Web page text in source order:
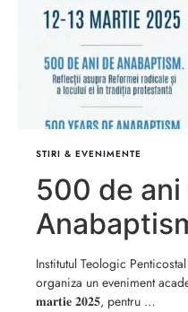
STIRI & EVENIMENTE
500 de ani
Simpozion
Institutul Teologic
organiza un eveniment
𝐦𝐚𝐫𝐭𝐢𝐞 𝟐𝟎𝟐𝟓, pentru …